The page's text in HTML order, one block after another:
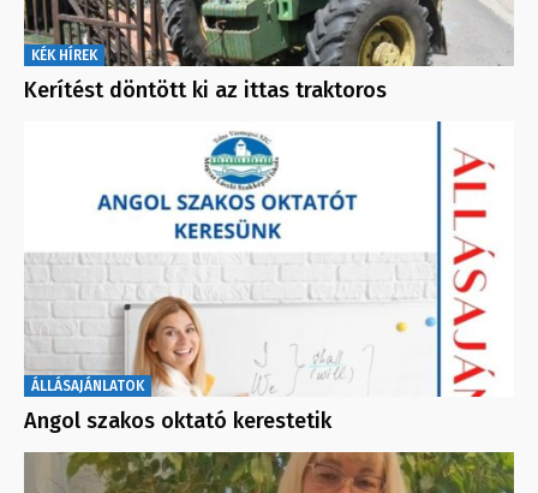
KÉK HÍREK
Kerítést döntött ki az ittas traktoros
ÁLLÁSAJÁNLATOK
Angol szakos oktató kerestetik